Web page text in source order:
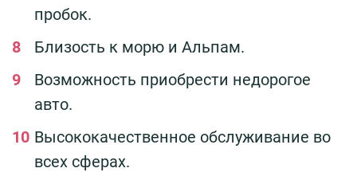
пробок.
Близость к морю и Альпам.
Возможность приобрести недорогое
авто.
Высококачественное обслуживание во
всех сферах.